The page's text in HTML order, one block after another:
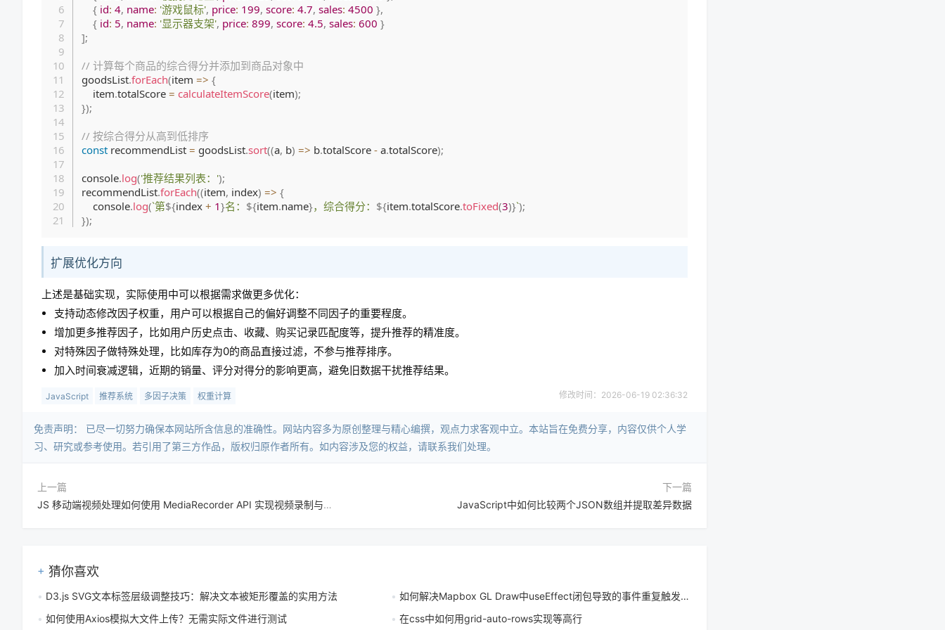
{ id: 4, name: '游戏鼠标', price: 199, score: 4.7, sales: 4500 },
{ id: 5, name: '显示器支架', price: 899, score: 4.5, sales: 600 }
];
// 计算每个商品的综合得分并添加到商品对象中
goodsList.forEach(item => {
    item
.totalScore = calculateItemScore(item);
});
// 按综合得分从高到低排序
const recommendList = goodsList.sort((a, b) => b.totalScore - a.totalScore);
console.log('推荐结果列表：');
recommendList.forEach((item, index) => {
    console
.log(`第${index + 1}名： ${item.name}，综合得分： ${item.totalScore.toFixed(3)}`);
});
扩展优化方向
上述是基础实现，实际使用中可以根据需求做更多优化：
支持动态修改因子权重，用户可以根据自己的偏好调整不同因子的重要程度。
增加更多推荐因子，比如用户历史点击、收藏、购买记录匹配度等，提升推荐的精准度。
对特殊因子做特殊处理，比如库存为0的商品直接过滤，不参与推荐排序。
加入时间衰减逻辑，近期的销量、评分对得分的影响更高，避免旧数据干扰推荐结果。
JavaScript 推荐系统 多因子决策 权重计算 修改时间：2026-06-19 02:36:32
免责声明：​ 已尽一切努力确保本网站所含信息的准确性。网站内容多为原创整理与精心编撰，观点力求客观中立。本站旨在免费分享，内容仅供个人学
习、研究或参考使用。若引用了第三方作品，版权归原作者所有。如内容涉及您的权益，请联系我们处理。
上一篇
JS 移动端视频处理如何使用 MediaRecorder API 实现视频录制与剪辑
下一篇
JavaScript中如何比较两个JSON数组并提取差异数据
猜你喜欢
D3.js SVG文本标签层级调整技巧：解决文本被矩形覆盖的实用方法
如何解决Mapbox GL Draw中useEffect闭包导致的事件重复触发问题
如何使用Axios模拟大文件上传？无需实际文件进行测试
在css中如何用grid-auto-rows实现等高行